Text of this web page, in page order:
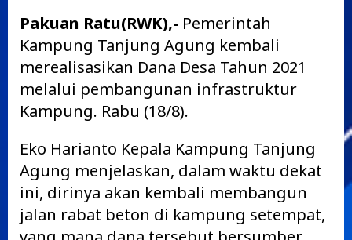
Pakuan Ratu(RWK),- Pemerintah
Kampung Tanjung Agung kembali
merealisasikan Dana Desa Tahun 2021
melalui pembangunan infrastruktur
Kampung. Rabu (18/8).
Eko Harianto Kepala Kampung Tanjung
Agung menjelaskan, dalam waktu dekat
ini, dirinya akan kembali membangun
jalan rabat beton di kampung setempat,